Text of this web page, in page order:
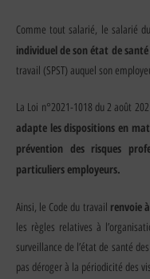
Comme tout salarié, le salarié
individuel de son état de santé
travail (SPST) auquel son
La Loi n°2021-1018 du 2 août
adapte les dispositions en
prévention des risques
particuliers employeurs.
Ainsi, le Code du travail renvoie
les règles relatives à
surveillance de l’état de santé
pas déroger à la périodicité des